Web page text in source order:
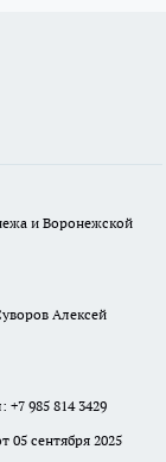
и Воронежской
Алексей
985 814 3429
05 сентября 2025